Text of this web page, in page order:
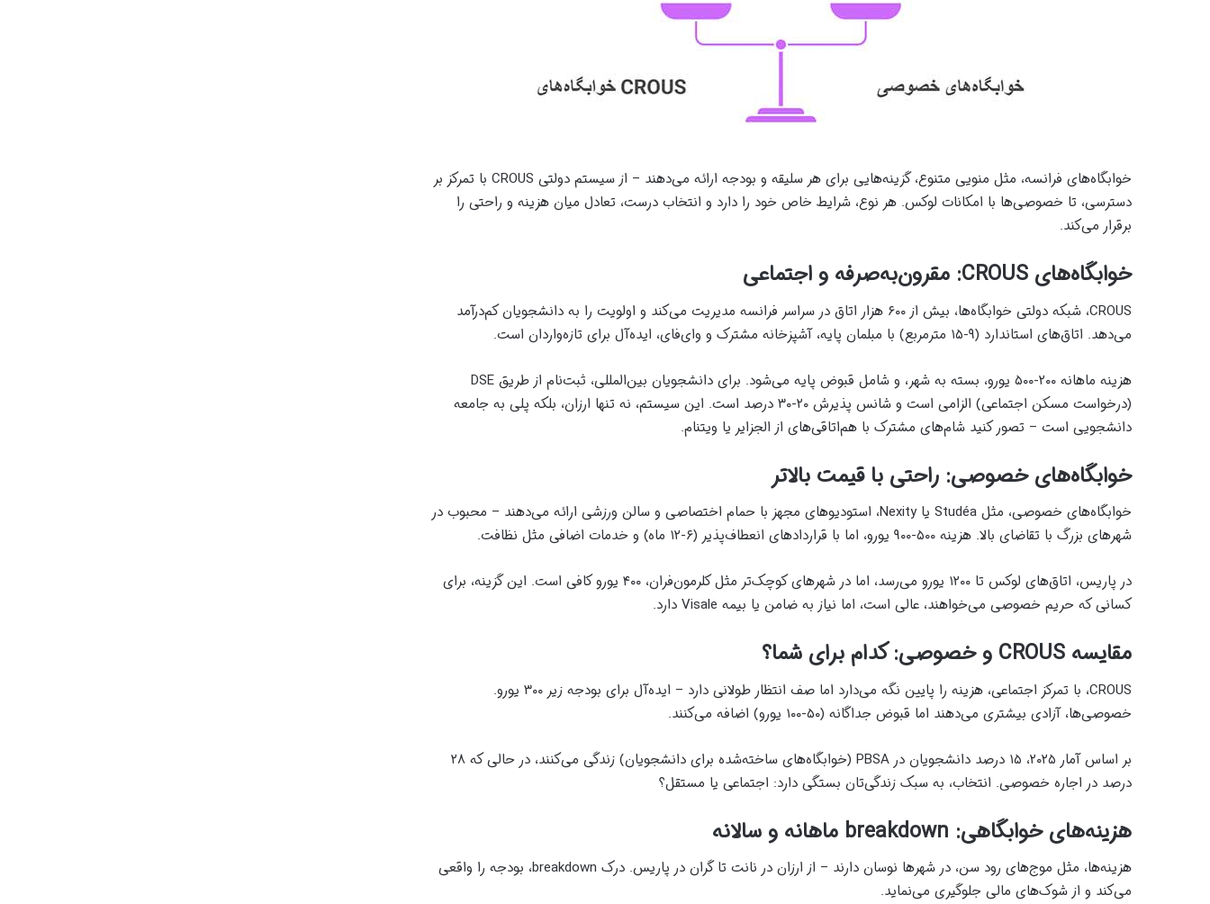
خوابگاه‌های فرانسه، مثل منویی متنوع، گزینه‌هایی برای هر سلیقه و بودجه ارائه می‌دهند – از سیستم دولتی CROUS با تمرکز بر
دسترسی، تا خصوصی‌ها با امکانات لوکس. هر نوع، شرایط خاص خود را دارد و انتخاب درست، تعادل میان هزینه و راحتی را
برقرار می‌کند.
خوابگاه‌های CROUS: مقرون‌به‌صرفه و اجتماعی
CROUS، شبکه دولتی خوابگاه‌ها، بیش از ۶۰۰ هزار اتاق در سراسر فرانسه مدیریت می‌کند و اولویت را به دانشجویان کم‌درآمد
می‌دهد. اتاق‌های استاندارد (۹-۱۵ مترمربع) با مبلمان پایه، آشپزخانه مشترک و وای‌فای، ایده‌آل برای تازه‌واردان است.
هزینه ماهانه ۲۰۰-۵۰۰ یورو، بسته به شهر، و شامل قبوض پایه می‌شود. برای دانشجویان بین‌المللی، ثبت‌نام از طریق DSE
(درخواست مسکن اجتماعی) الزامی است و شانس پذیرش ۲۰-۳۰ درصد است. این سیستم، نه تنها ارزان، بلکه پلی به جامعه
دانشجویی است – تصور کنید شام‌های مشترک با هم‌اتاقی‌های از الجزایر یا ویتنام.
خوابگاه‌های خصوصی: راحتی با قیمت بالاتر
خوابگاه‌های خصوصی، مثل Studéa یا Nexity، استودیوهای مجهز با حمام اختصاصی و سالن ورزشی ارائه می‌دهند – محبوب در
شهرهای بزرگ با تقاضای بالا. هزینه ۵۰۰-۹۰۰ یورو، اما با قراردادهای انعطاف‌پذیر (۶-۱۲ ماه) و خدمات اضافی مثل نظافت.
در پاریس، اتاق‌های لوکس تا ۱۲۰۰ یورو می‌رسد، اما در شهرهای کوچک‌تر مثل کلرمون‌فران، ۴۰۰ یورو کافی است. این گزینه، برای
کسانی که حریم خصوصی می‌خواهند، عالی است، اما نیاز به ضامن یا بیمه Visale دارد.
مقایسه CROUS و خصوصی: کدام برای شما؟
CROUS، با تمرکز اجتماعی، هزینه را پایین نگه می‌دارد اما صف انتظار طولانی دارد – ایده‌آل برای بودجه زیر ۳۰۰ یورو.
خصوصی‌ها، آزادی بیشتری می‌دهند اما قبوض جداگانه (۵۰-۱۰۰ یورو) اضافه می‌کنند.
بر اساس آمار ۲۰۲۵، ۱۵ درصد دانشجویان در PBSA (خوابگاه‌های ساخته‌شده برای دانشجویان) زندگی می‌کنند، در حالی که ۲۸
درصد در اجاره خصوصی. انتخاب، به سبک زندگی‌تان بستگی دارد: اجتماعی یا مستقل؟
هزینه‌های خوابگاهی: breakdown ماهانه و سالانه
هزینه‌ها، مثل موج‌های رود سن، در شهرها نوسان دارند – از ارزان در نانت تا گران در پاریس. درک breakdown، بودجه را واقعی
می‌کند و از شوک‌های مالی جلوگیری می‌نماید.